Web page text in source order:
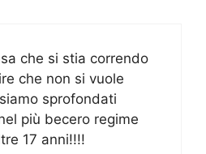
che si stia correndo
che non si vuole
sprofondati
più becero regime
17 anni!!!!